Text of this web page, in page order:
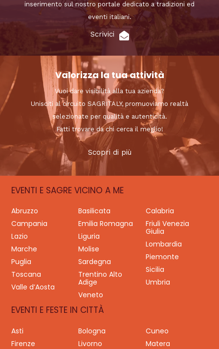
inserimento sul nostro portale dedicato a tradizioni ed
eventi italiani.
Scrivici
Valorizza la tua attività
Vuoi dare visibilità alla tua azienda?
Unisciti al circuito SAGRITALY, promuoviamo realtà
selezionate per qualità e autenticità.
Fatti trovare da chi cerca il meglio!
Scopri di più
EVENTI E SAGRE VICINO A ME
Abruzzo Basilicata
Calabria
Campania
Emilia Romagna
Friuli Venezia
Giulia
Lazio
Liguria
Lombardia
Marche
Molise
Piemonte
Puglia
Sardegna
Sicilia
Toscana
Trentino Alto
Adige
Umbria
Valle d’Aosta
Veneto
EVENTI E FESTE IN CITTÀ
Asti Bologna
Cuneo
Firenze
Livorno
Matera